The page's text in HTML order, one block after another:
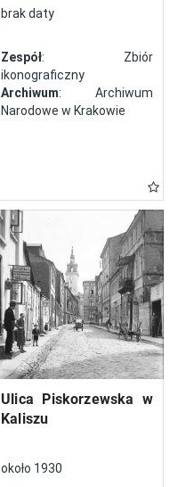
brak daty
Zespół: Zbiór
ikonograficzny
Archiwum: Archiwum
Narodowe w Krakowie
Ulica Piskorzewska w
Kaliszu
około 1930